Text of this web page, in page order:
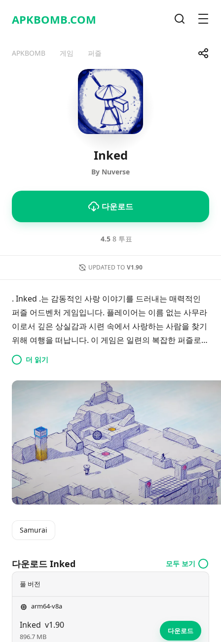
APKBOMB.COM
APKBOMB 게임 퍼즐 공유
TelegramFacebook
Inked
By Nuverse
다운로드
4.5 8 투표
UPDATED TO V1.90
. Inked .는 감동적인 사랑 이야기를 드러내는 매력적인
퍼즐 어드벤처 게임입니다. 플레이어는 이름 없는 사무라
이로서 깊은 상실감과 시련 속에서 사랑하는 사람을 찾기
위해 여행을 떠납니다. 이 게임은 일련의 복잡한 퍼즐로
구성되어 있으며, 플레이어는 물체를 전략적으로 조작하
고 장벽을 넘으며 숨겨진 경로를 발견해 각 레벨을 진행해
야 합니다.
더 읽기
Samurai
다운로드 Inked 모두 보기
풀 버전
arm64-v8a
Inked v1.90
896.7 MB
다운로드